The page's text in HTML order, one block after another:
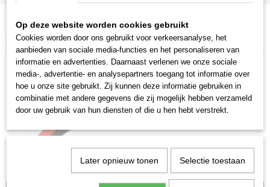
Home >Snoeien en Zagen> Snoeigereedschap
zagen>Silky Tsurugi Curve 270-7.5
Op deze website worden cookies gebruikt
Cookies worden door ons gebruikt voor verkeersanalyse, het
aanbieden van sociale media-functies en het personaliseren van
informatie en advertenties. Daarnaast verlenen we onze sociale
media-, advertentie- en analysepartners toegang tot informatie over
hoe u onze site gebruikt. Zij kunnen deze informatie gebruiken in
combinatie met andere gegevens die zij mogelijk hebben verzameld
door uw gebruik van hun diensten of die u hen hebt verstrekt.
Later opnieuw tonen Selectie toestaan